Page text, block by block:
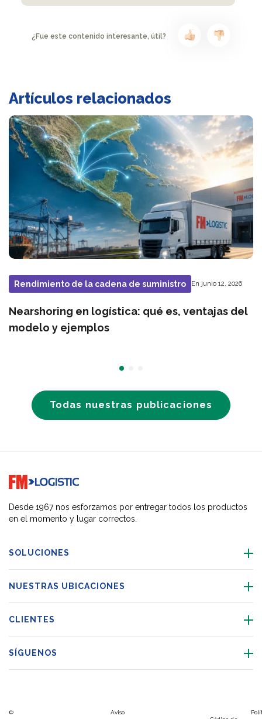
¿Fue este contenido interesante, útil?
Artículos relacionados
Rendimiento de la cadena de suministro En junio 12, 2026
Nearshoring en logística: qué es, ventajas del
modelo y ejemplos
Todas nuestras publicaciones
Go to home page
Desde 1967 nos esforzamos por entregar todos los productos
en el momento y lugar correctos.
SOLUCIONES
NUESTRAS UBICACIONES
CLIENTES
SÍGUENOS
© Aviso